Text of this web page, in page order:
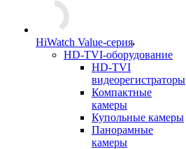
HiWatch Value-серия
HD-TVI-оборудование
HD-TVI
видеорегистраторы
Компактные
камеры
Купольные камеры
Панорамные
камеры